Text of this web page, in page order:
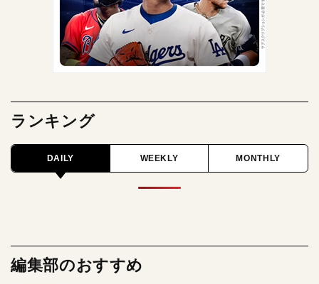
ランキング
DAILY WEEKLY MONTHLY
編集部のおすすめ